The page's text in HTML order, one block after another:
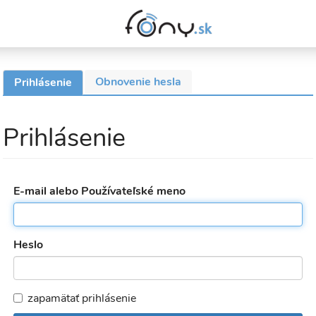
Primárne
Prihlásenie (aktívna
karta)
Obnovenie hesla
Prihlásenie
E-mail alebo Používateľské meno
Heslo
zapamätať prihlásenie